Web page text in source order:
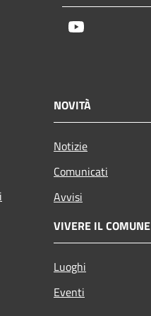
NOVITÀ
Notizie
Comunicati
Avvisi
VIVERE IL COMUNE
Luoghi
Eventi